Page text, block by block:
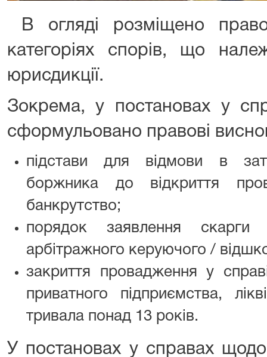
В огляді розміщено
категоріях спорів, що
юрисдикції.
Зокрема, у постановах у
сформульовано правові
підстави для відмови в
боржника до відкриття
банкрутство;
порядок заявлення скарги
арбітражного керуючого /
закриття провадження у
приватного підприємства,
тривала понад 13 років.
У постановах у справах щодо